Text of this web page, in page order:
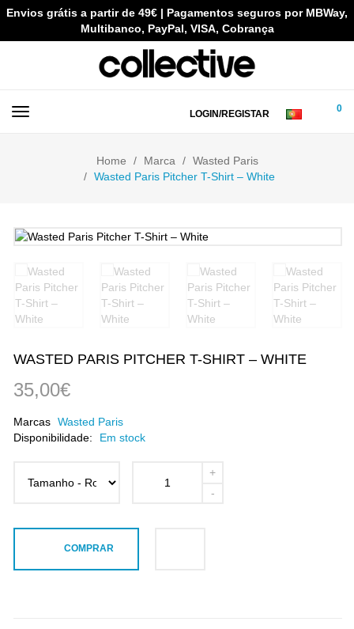
Envios grátis a partir de 49€ | Pagamentos seguros por MBWay,
Multibanco, PayPal, VISA, Cobrança
LOGIN/REGISTAR 0
Home Marca
Wasted Paris
Wasted Paris Pitcher T-Shirt – White
WASTED PARIS PITCHER T-SHIRT – WHITE
35,00€
Marcas Wasted Paris
Disponibilidade:
Em stock
COMPRAR